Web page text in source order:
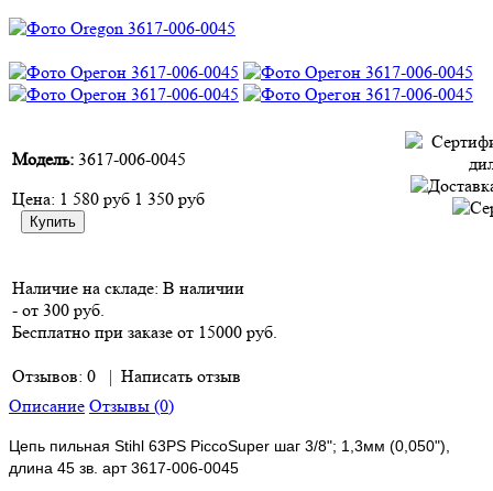
Модель: 3617-006-0045
Цена: 1 580 руб 1 350 руб
Наличие на складе: В наличии
- от 300 руб.
Бесплатно при заказе от 15000 руб.
Отзывов: 0 | Написать отзыв
Описание Отзывы (0)
Цепь пильная Stihl 63PS PiccoSuper шаг 3/8"; 1,3мм (0,050"),
длина 45 зв. арт 3617-006-0045